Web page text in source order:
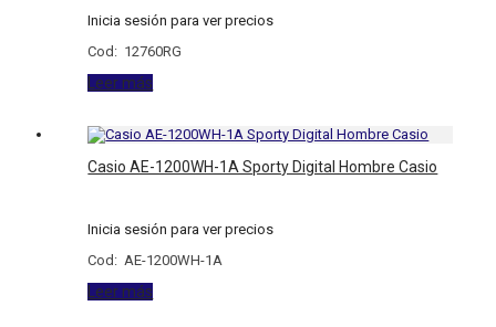
Inicia sesión para ver precios
Cod: 12760RG
Leer más
Casio AE-1200WH-1A Sporty Digital Hombre Casio
Inicia sesión para ver precios
Cod: AE-1200WH-1A
Leer más